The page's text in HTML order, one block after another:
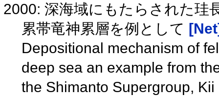
2000: 深海域にもたらされた珪
累帯竜神累層を例として
Depositional mechanism of
deep sea an example from
the Shimanto Supergroup,